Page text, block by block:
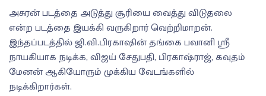
அசுரன் படத்தை அடுத்து சூரியை வைத்து விடுதலை
என்ற படத்தை இயக்கி வருகிறார் வெற்றிமாறன்.
இந்தப்படத்தில் ஜி.வி.பிரகாஷின் தங்கை பவானி ஸ்ரீ
நாயகியாக நடிக்க, விஜய் சேதுபதி, பிரகாஷ்ராஜ், கவுதம்
மேனன் ஆகியோரும் முக்கிய வேடங்களில்
நடிக்கிறார்கள்.